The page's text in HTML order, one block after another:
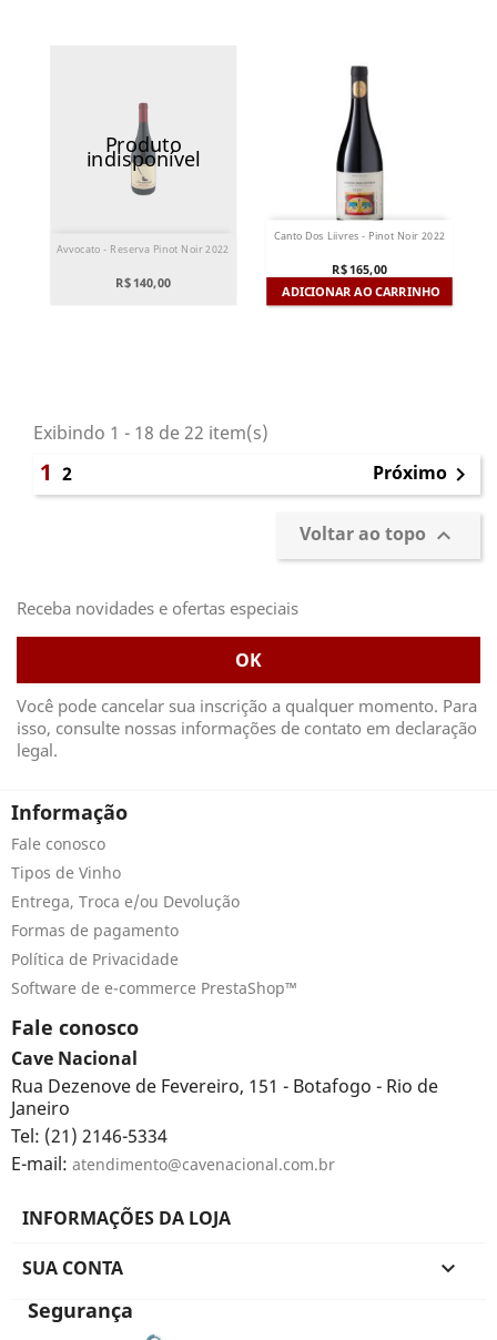
Produto
indisponível
Avvocato - Reserva Pinot Noir 2022
R$ 140,00
Canto Dos Liivres - Pinot Noir 2022
R$ 165,00
ADICIONAR AO CARRINHO
Exibindo 1 - 18 de 22 item(s)
1 2 Próximo 
Voltar ao topo 
Receba novidades e ofertas especiais
Você pode cancelar sua inscrição a qualquer momento. Para
isso, consulte nossas informações de contato em declaração
legal.
Informação
Fale conosco
Tipos de Vinho
Entrega, Troca e/ou Devolução
Formas de pagamento
Política de Privacidade
Software de e-commerce PrestaShop™
Fale conosco
Cave Nacional
Rua Dezenove de Fevereiro, 151 - Botafogo - Rio de
Janeiro
Tel: (21) 2146-5334
E-mail: atendimento@cavenacional.com.br
INFORMAÇÕES DA LOJA
SUA CONTA

Segurança